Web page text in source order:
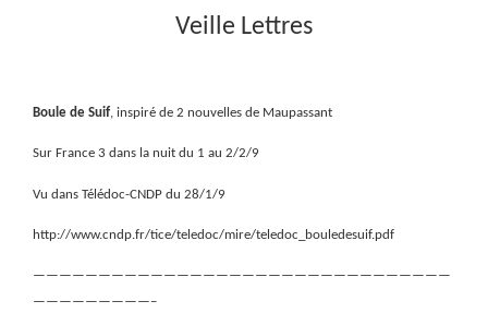
Veille Lettres
Boule de Suif, inspiré de 2 nouvelles de Maupassant
Sur France 3 dans la nuit du 1 au 2/2/9
Vu dans Télédoc-CNDP du 28/1/9
http://www.cndp.fr/tice/teledoc/mire/teledoc_bouledesuif.pdf
————————————————————————————————
—————————–